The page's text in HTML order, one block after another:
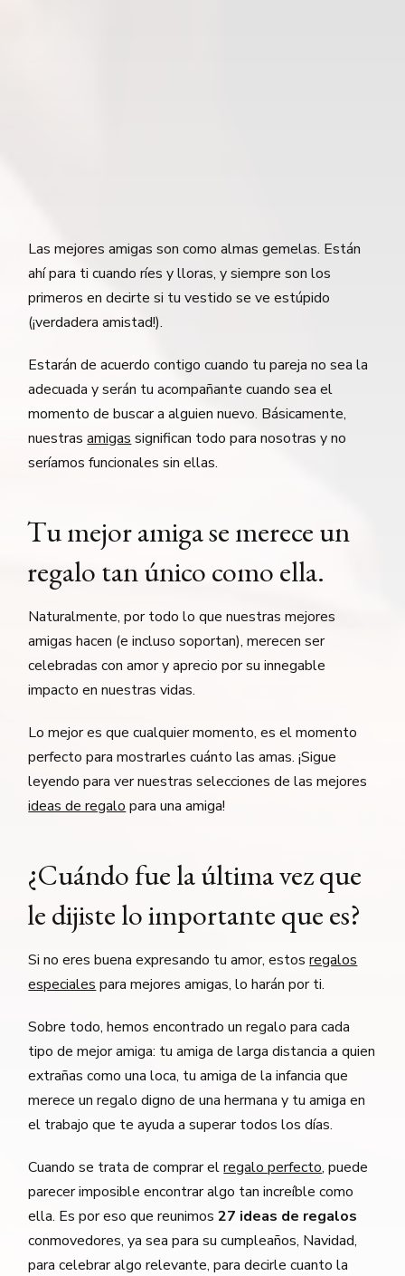
Las mejores amigas son como almas gemelas. Están
ahí para ti cuando ríes y lloras, y siempre son los
primeros en decirte si tu vestido se ve estúpido
(¡verdadera amistad!).
Estarán de acuerdo contigo cuando tu pareja no sea la
adecuada y serán tu acompañante cuando sea el
momento de buscar a alguien nuevo. Básicamente,
nuestrasamigas significan todo para nosotras y no
seríamos funcionales sin ellas.
Tu mejor amiga se merece un
regalo tan único como ella.
Naturalmente, por todo lo que nuestras mejores
amigas hacen (e incluso soportan), merecen ser
celebradas con amor y aprecio por su innegable
impacto en nuestras vidas.
Lo mejor es que cualquier momento, es el momento
perfecto para mostrarles cuánto las amas. ¡Sigue
leyendo para ver nuestras selecciones de las mejores
ideas de regalo para una amiga!
¿Cuándo fue la última vez que
le dijiste lo importante que es?
Si no eres buena expresando tu amor, estosregalos
especiales para mejores amigas, lo harán por ti.
Sobre todo, hemos encontrado un regalo para cada
tipo de mejor amiga: tu amiga de larga distancia a quien
extrañas como una loca, tu amiga de la infancia que
merece un regalo digno de una hermana y tu amiga en
el trabajo que te ayuda a superar todos los días.
Cuando se trata de comprar elregalo perfecto, puede
parecer imposible encontrar algo tan increíble como
ella. Es por eso que reunimos27 ideas de regalos
conmovedores, ya sea para su cumpleaños, Navidad,
para celebrar algo relevante, para decirle cuanto la